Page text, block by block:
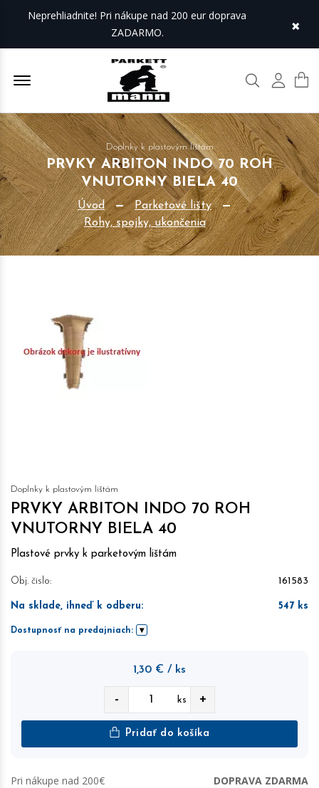
Neprehliadnite! Pri nákupe nad 200 eur doprava
ZADARMO.
×
Offcanvas Menu Open Hľadať Môj
Doplnky k plastovým lištám
PRVKY ARBITON INDO 70 ROH
VNUTORNY BIELA 40
Úvod
Parketové lišty
Rohy, spojky, ukončenia
Doplnky k plastovým lištám
PRVKY ARBITON INDO 70 ROH
VNUTORNY BIELA 40
Plastové prvky k parketovým lištám
Obj. čislo: 161583
Na sklade, ihneď k odberu: 547ks
Dostupnosť na predajniach:
1,30 € / ks
- ks +
Pridať do košíka
Pri nákupe nad 200€ DOPRAVA ZDARMA